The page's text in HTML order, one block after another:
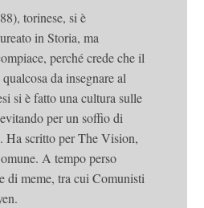
torinese, si è
in Storia, ma
perché crede che il
da insegnare al
si è fatto una cultura sulle
per un soffio di
Ha scritto per The Vision,
A tempo perso
di meme, tra cui Comunisti